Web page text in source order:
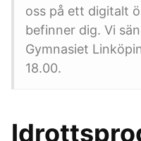
oss på ett digitalt
befinner dig. Vi
Gymnasiet
18.00.